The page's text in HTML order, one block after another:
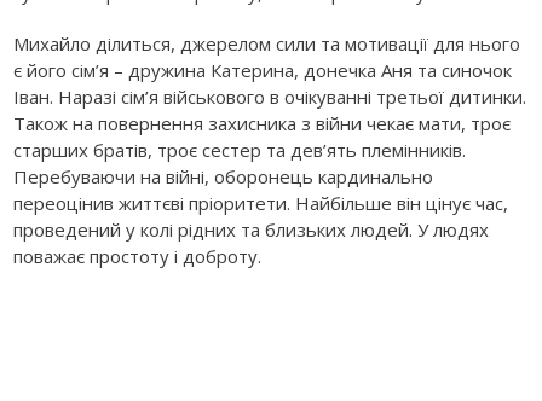
Михайло ділиться, джерелом сили та мотивації для нього
є його сім’я – дружина Катерина, донечка Аня та синочок
Іван. Наразі сім’я військового в очікуванні третьої дитинки.
Також на повернення захисника з війни чекає мати, троє
старших братів, троє сестер та дев’ять племінників.
Перебуваючи на війні, оборонець кардинально
переоцінив життєві пріоритети. Найбільше він цінує час,
проведений у колі рідних та близьких людей. У людях
поважає простоту і доброту.